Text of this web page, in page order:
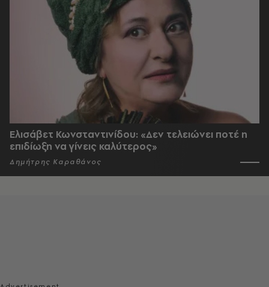
Ελισάβετ Κωνσταντινίδου: «Δεν τελειώνει ποτέ η
επιδίωξη να γίνεις καλύτερος»
Δημήτρης Καραθάνος